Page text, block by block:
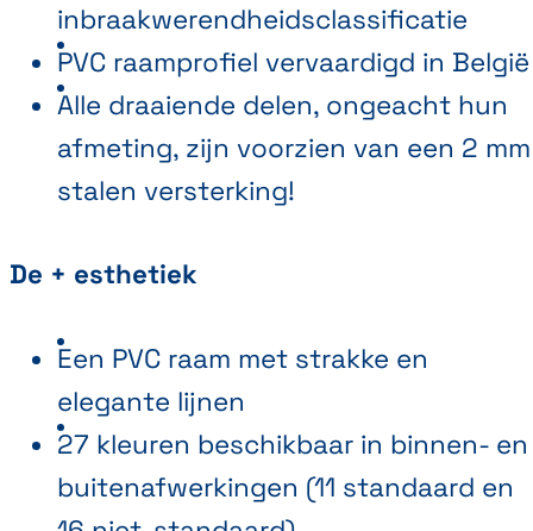
inbraakwerendheidsclassificatie
PVC raamprofiel vervaardigd in België
Alle draaiende delen, ongeacht hun
afmeting, zijn voorzien van een 2 mm
stalen versterking!
De + esthetiek
Een PVC raam met strakke en
elegante lijnen
27 kleuren beschikbaar in binnen- en
buitenafwerkingen (11 standaard en